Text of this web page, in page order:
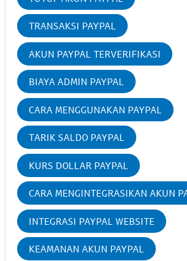
TRANSAKSI PAYPAL
AKUN PAYPAL TERVERIFIKASI
BIAYA ADMIN PAYPAL
CARA MENGGUNAKAN PAYPAL
TARIK SALDO PAYPAL
KURS DOLLAR PAYPAL
CARA MENGINTEGRASIKAN AKUN
INTEGRASI PAYPAL WEBSITE
KEAMANAN AKUN PAYPAL